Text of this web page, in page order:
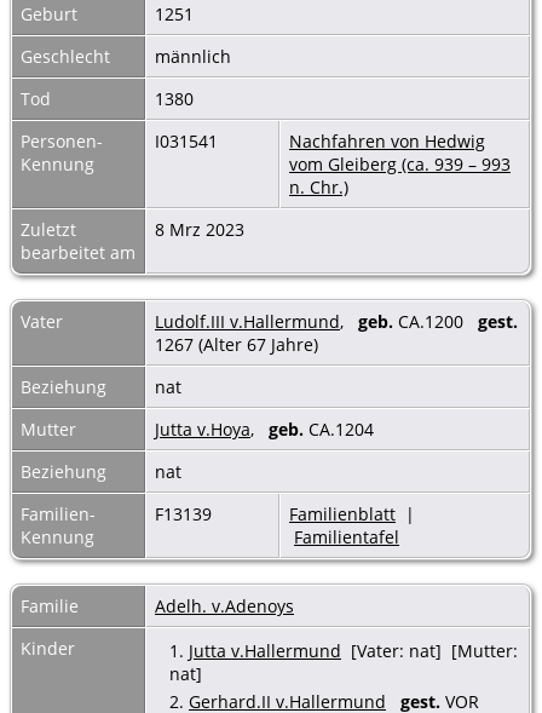
Geburt
1251
Geschlecht
männlich
Tod
1380
Personen-
Kennung
I031541
Nachfahren von Hedwig
vom Gleiberg (ca. 939 – 993
n. Chr.)
Zuletzt
bearbeitet am
8 Mrz 2023
Vater Ludolf.III v.Hallermund, geb. CA.1200 gest.
1267 (Alter 67 Jahre)
Beziehung
nat
Mutter
Jutta v.Hoya, geb. CA.1204
Beziehung
nat
Familien-
Kennung
F13139 Familienblatt |
Familientafel
Familie
Adelh. v.Adenoys
Kinder
1. Jutta v.Hallermund [Vater: nat] [Mutter:
nat]
2. Gerhard.II v.Hallermund gest. VOR